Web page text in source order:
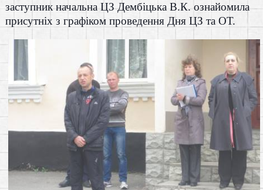
заступник начальна ЦЗ Дембіцька В.К. ознайомила
присутніх з графіком проведення Дня ЦЗ та ОТ.